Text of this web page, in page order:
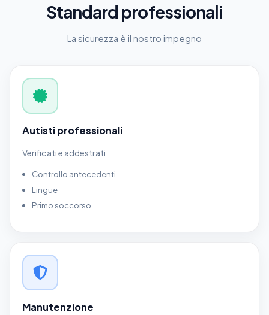
Standard professionali
La sicurezza è il nostro impegno
Autisti professionali
Verificati e addestrati
Controllo antecedenti
Lingue
Primo soccorso
Manutenzione